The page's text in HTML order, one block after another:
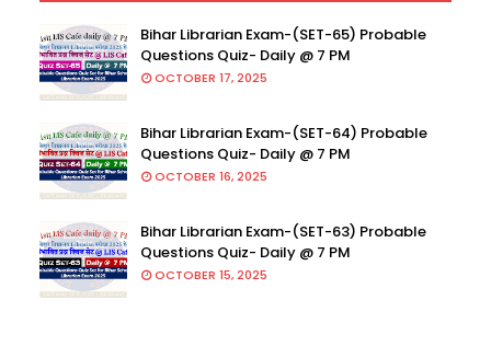
Bihar Librarian Exam-(SET-65) Probable
Questions Quiz- Daily @ 7 PM
OCTOBER 17, 2025
Bihar Librarian Exam-(SET-64) Probable
Questions Quiz- Daily @ 7 PM
OCTOBER 16, 2025
Bihar Librarian Exam-(SET-63) Probable
Questions Quiz- Daily @ 7 PM
OCTOBER 15, 2025